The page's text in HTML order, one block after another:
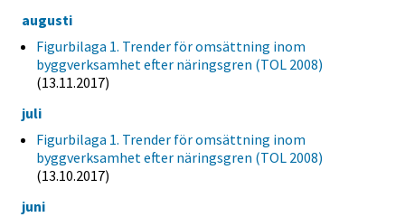
augusti
Figurbilaga 1. Trender för omsättning inom
byggverksamhet efter näringsgren (TOL 2008)
(13.11.2017)
juli
Figurbilaga 1. Trender för omsättning inom
byggverksamhet efter näringsgren (TOL 2008)
(13.10.2017)
juni